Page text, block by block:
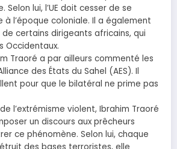
Selon lui, l’UE doit cesser de se
l’époque coloniale. Il a également
certains dirigeants africains, qui
Occidentaux.
Traoré a par ailleurs commenté les
des États du Sahel (AES). Il
pour que le bilatéral ne prime pas
l’extrémisme violent, Ibrahim Traoré
un discours aux prêcheurs
ce phénomène. Selon lui, chaque
des bases terroristes, elle